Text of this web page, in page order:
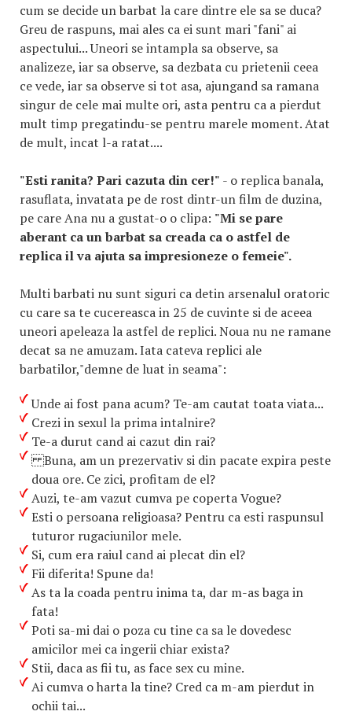
cum se decide un barbat la care dintre ele sa se duca?
Greu de raspuns, mai ales ca ei sunt mari "fani" ai
aspectului... Uneori se intampla sa observe, sa
analizeze, iar sa observe, sa dezbata cu prietenii ceea
ce vede, iar sa observe si tot asa, ajungand sa ramana
singur de cele mai multe ori, asta pentru ca a pierdut
mult timp pregatindu-se pentru marele moment. Atat
de mult, incat l-a ratat....
"Esti ranita? Pari cazuta din cer!" - o replica banala,
rasuflata, invatata pe de rost dintr-un film de duzina,
pe care Ana nu a gustat-o o clipa: "Mi se pare
aberant ca un barbat sa creada ca o astfel de
replica il va ajuta sa impresioneze o femeie".
Multi barbati nu sunt siguri ca detin arsenalul oratoric
cu care sa te cucereasca in 25 de cuvinte si de aceea
uneori apeleaza la astfel de replici. Noua nu ne ramane
decat sa ne amuzam. Iata cateva replici ale
barbatilor,"demne de luat in seama":
Unde ai fost pana acum? Te-am cautat toata viata...
Crezi in sexul la prima intalnire?
Te-a durut cand ai cazut din rai?
Buna, am un prezervativ si din pacate expira peste
doua ore. Ce zici, profitam de el?
Auzi, te-am vazut cumva pe coperta Vogue?
Esti o persoana religioasa? Pentru ca esti raspunsul
tuturor rugaciunilor mele.
Si, cum era raiul cand ai plecat din el?
Fii diferita! Spune da!
As ta la coada pentru inima ta, dar m-as baga in
fata!
Poti sa-mi dai o poza cu tine ca sa le dovedesc
amicilor mei ca ingerii chiar exista?
Stii, daca as fii tu, as face sex cu mine.
Ai cumva o harta la tine? Cred ca m-am pierdut in
ochii tai...